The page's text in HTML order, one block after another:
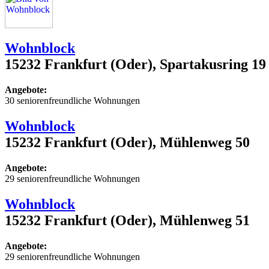
Wohnblock
15232 Frankfurt (Oder), Spartakusring 19
Angebote:
30 seniorenfreundliche Wohnungen
Wohnblock
15232 Frankfurt (Oder), Mühlenweg 50
Angebote:
29 seniorenfreundliche Wohnungen
Wohnblock
15232 Frankfurt (Oder), Mühlenweg 51
Angebote:
29 seniorenfreundliche Wohnungen